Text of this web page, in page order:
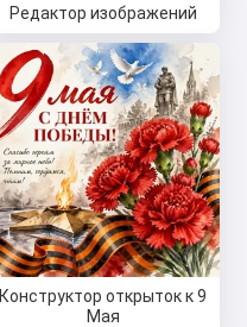
Редактор изображений
Конструктор открыток к 9
Мая